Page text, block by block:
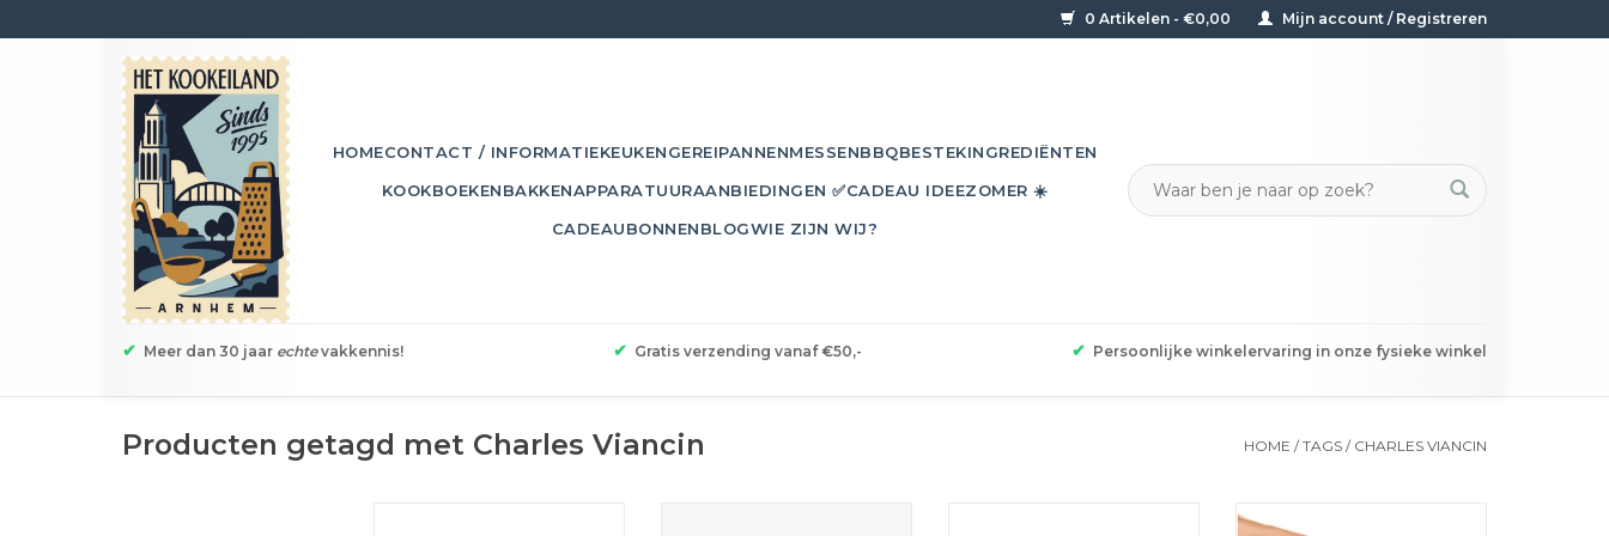
0 Artikelen - €0,00 Mijn account / Registreren
HOMECONTACT / INFORMATIEKEUKENGEREIPANNENMESSENBBQBESTEKINGREDIËNTEN
KOOKBOEKENBAKKENAPPARATUURAANBIEDINGEN ✅CADEAU IDEEZOMER ☀️
CADEAUBONNENBLOGWIE ZIJN WIJ?
✔ Meer dan 30 jaar echtevakkennis! ✔ Gratis verzending vanaf €50,- ✔ Persoonlijke winkelervaring in onze fysieke winkel
Producten getagd met Charles Viancin HOME /TAGS / CHARLES VIANCIN